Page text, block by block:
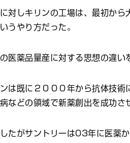
対しキリンの工場は、最初から
うやり方だった。
医薬品量産に対する思想の違い
は既に２０００年から抗体技術
などの領域で新薬創出を成功さ
たがサントリーは03年に医薬